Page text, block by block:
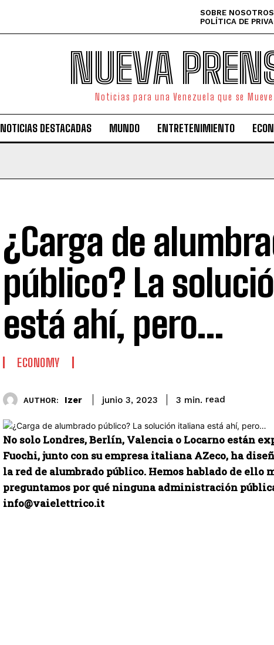
SOBRE NOSOTROS
POLÍTICA DE
NUEVA
Noticias para una Venezuela que se Mueve.
NOTICIAS DESTACADAS MUNDO ENTRETENIMIENTO
¿Carga de
público? La
está ahí, pero…
ECONOMY
AUTHOR: Izer junio 3, 2023 3 min. read
No solo Londres, Berlín, Valencia o Locarno están
Fuochi, junto con su empresa italiana AZeco, ha
la red de alumbrado público. Hemos hablado de ello
preguntamos por qué ninguna administración
info@vaielettrico.it